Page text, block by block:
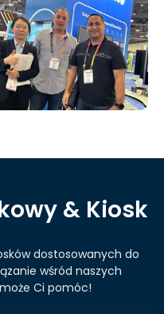
& Kiosk
dostosowanych do
wśród naszych
Ci pomóc!